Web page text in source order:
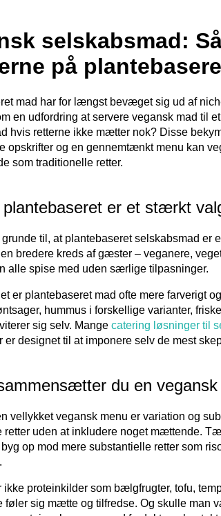
selskabsmad:
på
mad har for længst bevæget sig ud af
en udfordring at servere vegansk mad til
hvis retterne ikke mætter nok? Disse
opskrifter og en gennemtænkt menu kan
som traditionelle retter.
plantebaseret er et stærkt
grunde til, at plantebaseret selskabsmad er
bredere kreds af gæster – veganere,
alle spise med uden særlige tilpasninger.
er plantebaseret mad ofte mere farverigt
hummus i forskellige varianter,
sig selv. Mange catering løsninger til
er designet til at imponere selv de mest
du en
vellykket vegansk menu er variation og
retter uden at inkludere noget mættende.
op mod mere substantielle retter som
ikke proteinkilder som bælgfrugter, tofu,
føler sig mætte og tilfredse. Og skulle man